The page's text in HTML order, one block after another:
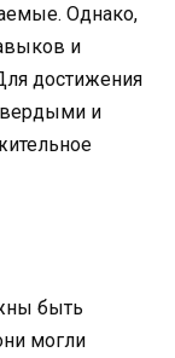
Однако,
и
достижения
и
быть
могли